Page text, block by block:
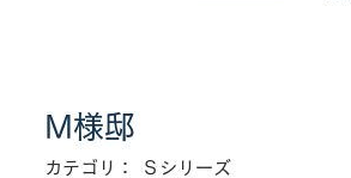
M様邸
カテゴリ： Ｓシリーズ